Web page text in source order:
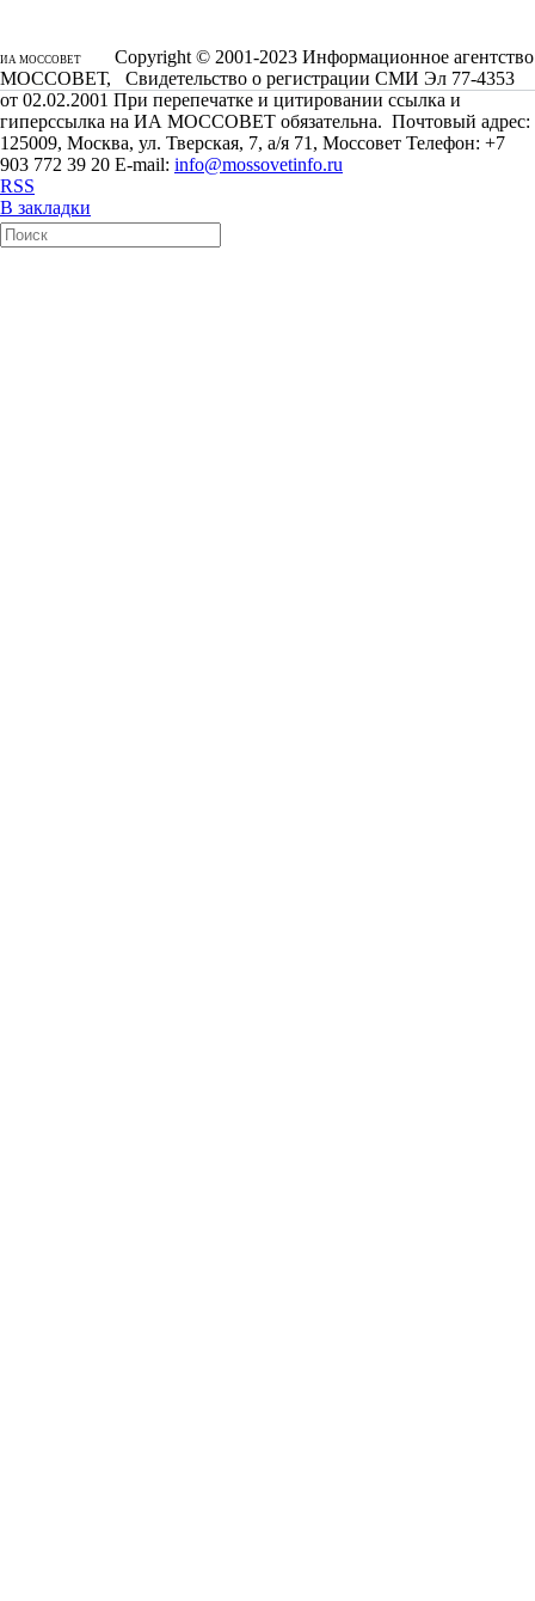
ИА МОССОВЕТ
Copyright © 2001-2023 Информационное агентство
МОССОВЕТ, Свидетельство о регистрации СМИ Эл 77-4353
от 02.02.2001 При перепечатке и цитировании ссылка и
гиперссылка на ИА МОССОВЕТ обязательна. Почтовый адрес:
125009, Москва, ул. Тверская, 7, а/я 71, Моссовет Телефон: +7
903 772 39 20 E-mail: info@mossovetinfo.ru
RSS
В закладки